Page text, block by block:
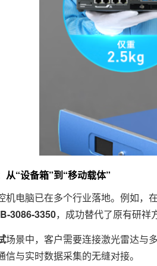
“设备箱”到“移动载体”
电脑已在多个行业落地。例如，
3086-3350，成功替代了原有研祥
场景中，客户需要连接激光雷达与
与实时数据采集的无缝对接。